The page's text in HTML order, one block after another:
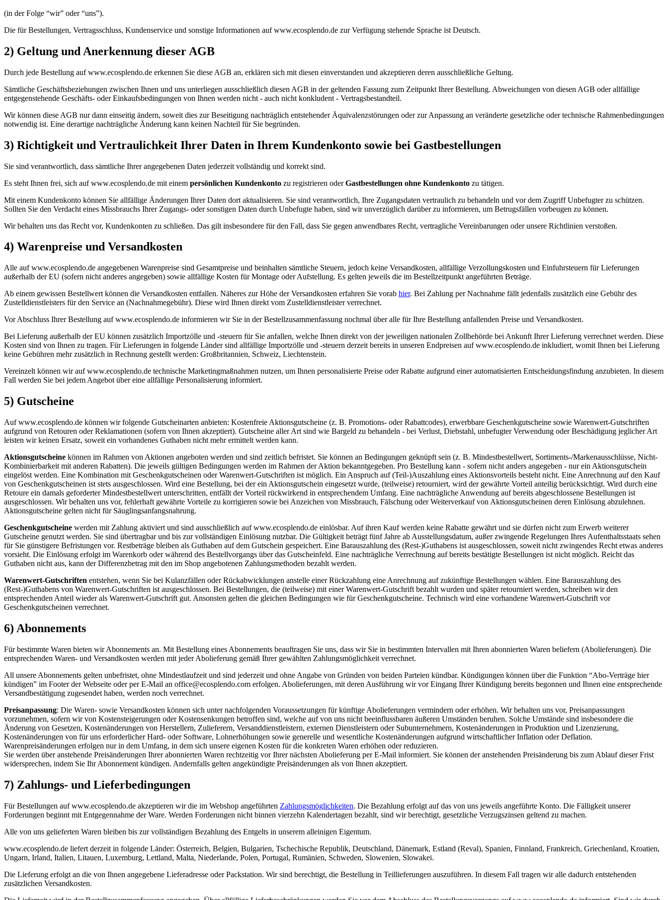
(in der Folge “wir” oder “uns”).
Die für Bestellungen, Vertragsschluss, Kundenservice und sonstige Informationen auf www.ecosplendo.de zur Verfügung stehende Sprache ist Deutsch.
2) Geltung und Anerkennung dieser AGB
Durch jede Bestellung auf www.ecosplendo.de erkennen Sie diese AGB an, erklären sich mit diesen einverstanden und akzeptieren deren ausschließliche Geltung.
Sämtliche Geschäftsbeziehungen zwischen Ihnen und uns unterliegen ausschließlich diesen AGB in der geltenden Fassung zum Zeitpunkt Ihrer Bestellung. Abweichungen von diesen AGB oder allfällige
entgegenstehende Geschäfts- oder Einkaufsbedingungen von Ihnen werden nicht - auch nicht konkludent - Vertragsbestandteil.
Wir können diese AGB nur dann einseitig ändern, soweit dies zur Beseitigung nachträglich entstehender Äquivalenzstörungen oder zur Anpassung an veränderte gesetzliche oder technische Rahmenbedingungen
notwendig ist. Eine derartige nachträgliche Änderung kann keinen Nachteil für Sie begründen.
3) Richtigkeit und Vertraulichkeit Ihrer Daten in Ihrem Kundenkonto sowie bei Gastbestellungen
Sie sind verantwortlich, dass sämtliche Ihrer angegebenen Daten jederzeit vollständig und korrekt sind.
Es steht Ihnen frei, sich auf www.ecosplendo.de mit einem persönlichen Kundenkonto zu registrieren oderGastbestellungen ohne Kundenkonto zu tätigen.
Mit einem Kundenkonto können Sie allfällige Änderungen Ihrer Daten dort aktualisieren. Sie sind verantwortlich, Ihre Zugangsdaten vertraulich zu behandeln und vor dem Zugriff Unbefugter zu schützen.
Sollten Sie den Verdacht eines Missbrauchs Ihrer Zugangs- oder sonstigen Daten durch Unbefugte haben, sind wir unverzüglich darüber zu informieren, um Betrugsfällen vorbeugen zu können.
Wir behalten uns das Recht vor, Kundenkonten zu schließen. Das gilt insbesondere für den Fall, dass Sie gegen anwendbares Recht, vertragliche Vereinbarungen oder unsere Richtlinien verstoßen.
4) Warenpreise und Versandkosten
Alle auf www.ecosplendo.de angegebenen Warenpreise sind Gesamtpreise und beinhalten sämtliche Steuern, jedoch keine Versandkosten, allfällige Verzollungskosten und Einfuhrsteuern für Lieferungen
außerhalb der EU (sofern nicht anderes angegeben) sowie allfällige Kosten für Montage oder Aufstellung. Es gelten jeweils die im Bestellzeitpunkt angeführten Beträge.
Ab einem gewissen Bestellwert können die Versandkosten entfallen. Näheres zur Höhe der Versandkosten erfahren Sie vorab hier. Bei Zahlung per Nachnahme fällt jedenfalls zusätzlich eine Gebühr des
Zustelldienstleisters für den Service an (Nachnahmegebühr). Diese wird Ihnen direkt vom Zustelldienstleister verrechnet.
Vor Abschluss Ihrer Bestellung auf www.ecosplendo.de informieren wir Sie in der Bestellzusammenfassung nochmal über alle für Ihre Bestellung anfallenden Preise und Versandkosten.
Bei Lieferung außerhalb der EU können zusätzlich Importzölle und -steuern für Sie anfallen, welche Ihnen direkt von der jeweiligen nationalen Zollbehörde bei Ankunft Ihrer Lieferung verrechnet werden. Diese
Kosten sind von Ihnen zu tragen. Für Lieferungen in folgende Länder sind allfällige Importzölle und -steuern derzeit bereits in unseren Endpreisen auf www.ecosplendo.de inkludiert, womit Ihnen bei Lieferung
keine Gebühren mehr zusätzlich in Rechnung gestellt werden: Großbritannien, Schweiz, Liechtenstein.
Vereinzelt können wir auf www.ecosplendo.de technische Marketingmaßnahmen nutzen, um Ihnen personalisierte Preise oder Rabatte aufgrund einer automatisierten Entscheidungsfindung anzubieten. In diesem
Fall werden Sie bei jedem Angebot über eine allfällige Personalisierung informiert.
5) Gutscheine
Auf www.ecosplendo.de können wir folgende Gutscheinarten anbieten: Kostenfreie Aktionsgutscheine (z. B. Promotions- oder Rabattcodes), erwerbbare Geschenkgutscheine sowie Warenwert-Gutschriften
aufgrund von Retouren oder Reklamationen (sofern von Ihnen akzeptiert). Gutscheine aller Art sind wie Bargeld zu behandeln - bei Verlust, Diebstahl, unbefugter Verwendung oder Beschädigung jeglicher Art
leisten wir keinen Ersatz, soweit ein vorhandenes Guthaben nicht mehr ermittelt werden kann.
Aktionsgutscheine können im Rahmen von Aktionen angeboten werden und sind zeitlich befristet. Sie können an Bedingungen geknüpft sein (z. B. Mindestbestellwert, Sortiments-/Markenausschlüsse, Nicht-
Kombinierbarkeit mit anderen Rabatten). Die jeweils gültigen Bedingungen werden im Rahmen der Aktion bekanntgegeben. Pro Bestellung kann - sofern nicht anders angegeben - nur ein Aktionsgutschein
eingelöst werden. Eine Kombination mit Geschenkgutscheinen oder Warenwert-Gutschriften ist möglich. Ein Anspruch auf (Teil-)Auszahlung eines Aktionsvorteils besteht nicht. Eine Anrechnung auf den Kauf
von Geschenkgutscheinen ist stets ausgeschlossen. Wird eine Bestellung, bei der ein Aktionsgutschein eingesetzt wurde, (teilweise) retourniert, wird der gewährte Vorteil anteilig berücksichtigt. Wird durch eine
Retoure ein damals geforderter Mindestbestellwert unterschritten, entfällt der Vorteil rückwirkend in entsprechendem Umfang. Eine nachträgliche Anwendung auf bereits abgeschlossene Bestellungen ist
ausgeschlossen. Wir behalten uns vor, fehlerhaft gewährte Vorteile zu korrigieren sowie bei Anzeichen von Missbrauch, Fälschung oder Weiterverkauf von Aktionsgutscheinen deren Einlösung abzulehnen.
Aktionsgutscheine gelten nicht für Säuglingsanfangsnahrung.
Geschenkgutscheine werden mit Zahlung aktiviert und sind ausschließlich auf www.ecosplendo.de einlösbar. Auf ihren Kauf werden keine Rabatte gewährt und sie dürfen nicht zum Erwerb weiterer
Gutscheine genutzt werden. Sie sind übertragbar und bis zur vollständigen Einlösung nutzbar. Die Gültigkeit beträgt fünf Jahre ab Ausstellungsdatum, außer zwingende Regelungen Ihres Aufenthaltsstaats sehen
für Sie günstigere Befristungen vor. Restbeträge bleiben als Guthaben auf dem Gutschein gespeichert. Eine Barauszahlung des (Rest-)Guthabens ist ausgeschlossen, soweit nicht zwingendes Recht etwas anderes
vorsieht. Die Einlösung erfolgt im Warenkorb oder während des Bestellvorgangs über das Gutscheinfeld. Eine nachträgliche Verrechnung auf bereits bestätigte Bestellungen ist nicht möglich. Reicht das
Guthaben nicht aus, kann der Differenzbetrag mit den im Shop angebotenen Zahlungsmethoden bezahlt werden.
Warenwert-Gutschriften entstehen, wenn Sie bei Kulanzfällen oder Rückabwicklungen anstelle einer Rückzahlung eine Anrechnung auf zukünftige Bestellungen wählen. Eine Barauszahlung des
(Rest-)Guthabens von Warenwert-Gutschriften ist ausgeschlossen. Bei Bestellungen, die (teilweise) mit einer Warenwert-Gutschrift bezahlt wurden und später retourniert werden, schreiben wir den
entsprechenden Anteil wieder als Warenwert-Gutschrift gut. Ansonsten gelten die gleichen Bedingungen wie für Geschenkgutscheine. Technisch wird eine vorhandene Warenwert-Gutschrift vor
Geschenkgutscheinen verrechnet.
6) Abonnements
Für bestimmte Waren bieten wir Abonnements an. Mit Bestellung eines Abonnements beauftragen Sie uns, dass wir Sie in bestimmten Intervallen mit Ihren abonnierten Waren beliefern (Abolieferungen). Die
entsprechenden Waren- und Versandkosten werden mit jeder Abolieferung gemäß Ihrer gewählten Zahlungsmöglichkeit verrechnet.
All unsere Abonnements gelten unbefristet, ohne Mindestlaufzeit und sind jederzeit und ohne Angabe von Gründen von beiden Parteien kündbar. Kündigungen können über die Funktion “Abo-Verträge hier
kündigen” im Footer der Webseite oder per E-Mail an office@ecosplendo.com erfolgen. Abolieferungen, mit deren Ausführung wir vor Eingang Ihrer Kündigung bereits begonnen und Ihnen eine entsprechende
Versandbestätigung zugesendet haben, werden noch verrechnet.
Preisanpassung: Die Waren- sowie Versandkosten können sich unter nachfolgenden Voraussetzungen für künftige Abolieferungen vermindern oder erhöhen. Wir behalten uns vor, Preisanpassungen
vorzunehmen, sofern wir von Kostensteigerungen oder Kostensenkungen betroffen sind, welche auf von uns nicht beeinflussbaren äußeren Umständen beruhen. Solche Umstände sind insbesondere die
Änderung von Gesetzen, Kostenänderungen von Herstellern, Zulieferern, Versanddienstleistern, externen Dienstleistern oder Subunternehmern, Kostenänderungen in Produktion und Lizenzierung,
Kostenänderungen von für uns erforderlicher Hard- oder Software, Lohnerhöhungen sowie generelle und wesentliche Kostenänderungen aufgrund wirtschaftlicher Inflation oder Deflation.
Warenpreisänderungen erfolgen nur in dem Umfang, in dem sich unsere eigenen Kosten für die konkreten Waren erhöhen oder reduzieren.
Sie werden über anstehende Preisänderungen Ihrer abonnierten Waren rechtzeitig vor Ihrer nächsten Abolieferung per E-Mail informiert. Sie können der anstehenden Preisänderung bis zum Ablauf dieser Frist
widersprechen, indem Sie Ihr Abonnement kündigen. Andernfalls gelten angekündigte Preisänderungen als von Ihnen akzeptiert.
7) Zahlungs- und Lieferbedingungen
Für Bestellungen auf www.ecosplendo.de akzeptieren wir die im Webshop angeführten Zahlungsmöglichkeiten. Die Bezahlung erfolgt auf das von uns jeweils angeführte Konto. Die Fälligkeit unserer
Forderungen beginnt mit Entgegennahme der Ware. Werden Forderungen nicht binnen vierzehn Kalendertagen bezahlt, sind wir berechtigt, gesetzliche Verzugszinsen geltend zu machen.
Alle von uns gelieferten Waren bleiben bis zur vollständigen Bezahlung des Entgelts in unserem alleinigen Eigentum.
www.ecosplendo.de liefert derzeit in folgende Länder: Österreich, Belgien, Bulgarien, Tschechische Republik, Deutschland, Dänemark, Estland (Reval), Spanien, Finnland, Frankreich, Griechenland, Kroatien,
Ungarn, Irland, Italien, Litauen, Luxemburg, Lettland, Malta, Niederlande, Polen, Portugal, Rumänien, Schweden, Slowenien, Slowakei.
Die Lieferung erfolgt an die von Ihnen angegebene Lieferadresse oder Packstation. Wir sind berechtigt, die Bestellung in Teillieferungen auszuführen. In diesem Fall tragen wir alle dadurch entstehenden
zusätzlichen Versandkosten.